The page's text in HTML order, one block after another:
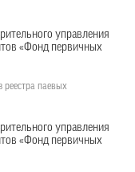
управления
«Фонд первичных
реестра паевых
управления
«Фонд первичных